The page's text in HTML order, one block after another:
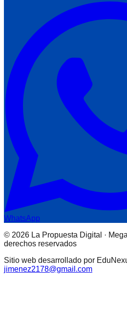
WhatsApp
© 2026 La Propuesta Digital ·
derechos reservados
Sitio web desarrollado por
jimenez2178@gmail.com